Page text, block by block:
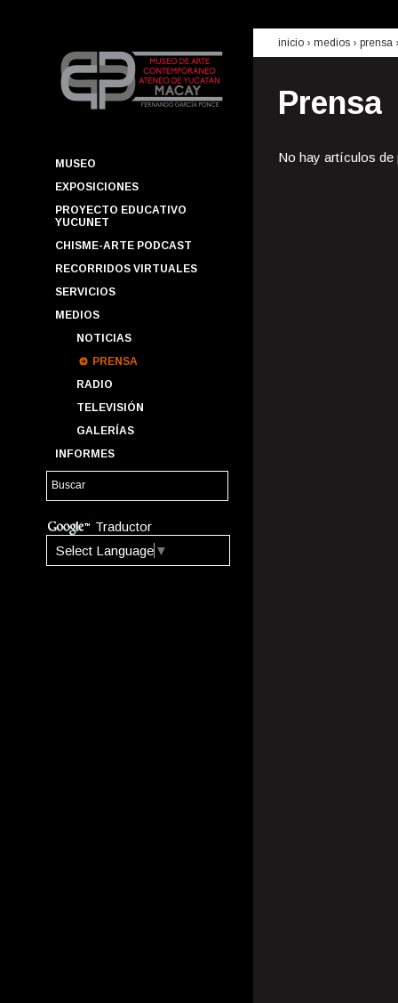
MUSEO
EXPOSICIONES
PROYECTO EDUCATIVO
YUCUNET
CHISME-ARTE PODCAST
RECORRIDOS VIRTUALES
SERVICIOS
MEDIOS
NOTICIAS
PRENSA
RADIO
TELEVISIÓN
GALERÍAS
INFORMES
Traductor
Select Language ▼
inicio › medios › prensa
Prensa
No hay artículos de